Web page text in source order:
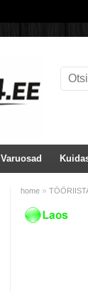
Varuosad
home »